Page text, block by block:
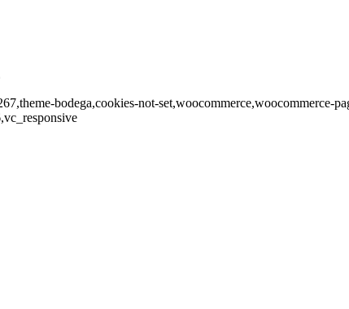
bodega,cookies-not-set,woocommerce,woocommerce-